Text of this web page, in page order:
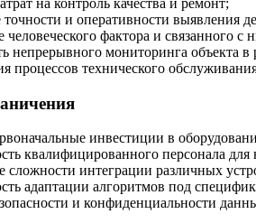
на контроль качества и ремонт;
и оперативности выявления
фактора и связанного с
непрерывного мониторинга объекта в
процессов технического
инвестиции в
квалифицированного персонала
сложности интеграции различных
адаптации алгоритмов под
и конфиденциальности